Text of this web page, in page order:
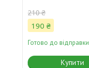
210 ₴
190 ₴
Готово до відправки
Купити